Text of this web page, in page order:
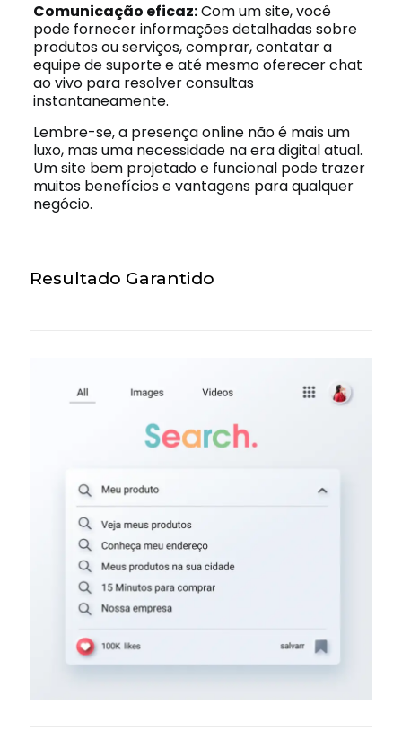
Comunicação eficaz:Com um site, você
pode fornecer informações detalhadas sobre
produtos ou serviços, comprar, contatar a
equipe de suporte e até mesmo oferecer chat
ao vivo para resolver consultas
instantaneamente.
Lembre-se, a presença online não é mais um
luxo, mas uma necessidade na era digital atual.
Um site bem projetado e funcional pode trazer
muitos benefícios e vantagens para qualquer
negócio.
Resultado Garantido